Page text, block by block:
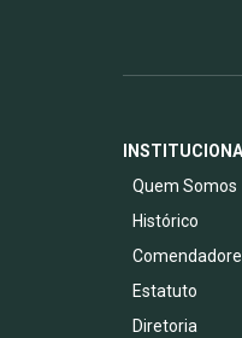
Quem Somos
Histórico
Estatuto
Diretoria